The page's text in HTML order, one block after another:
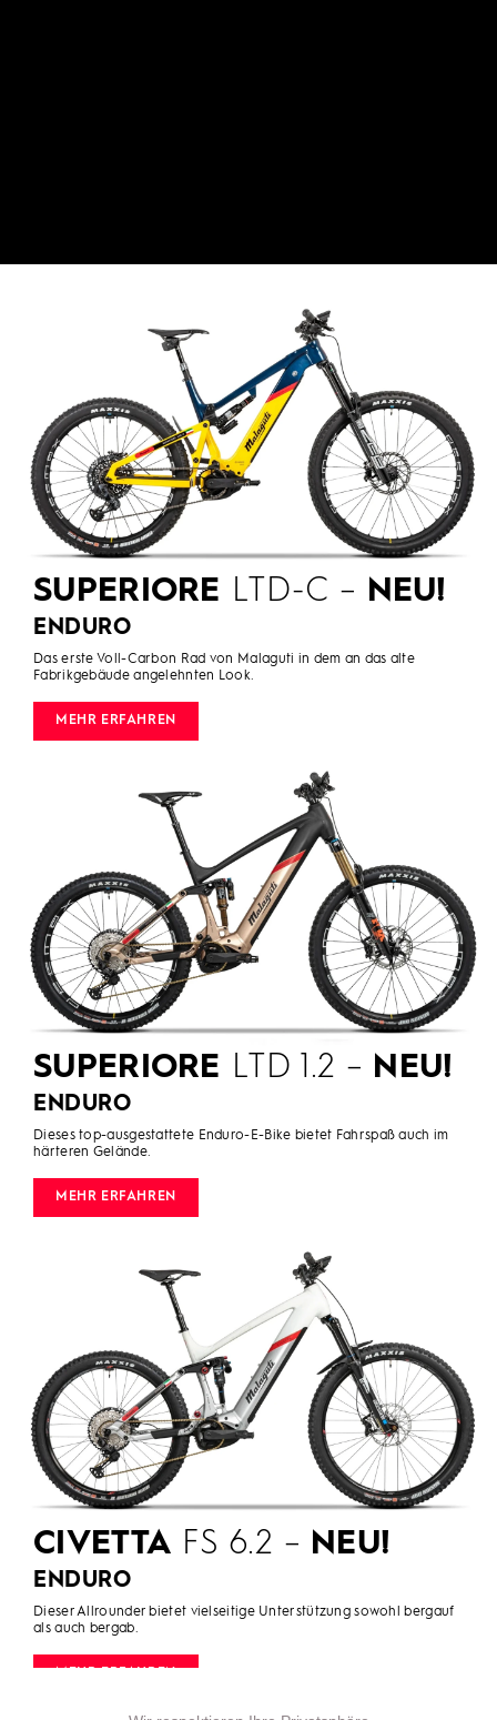
SUPERIORE LTD-C – NEU!
ENDURO
Das erste Voll-Carbon Rad von Malaguti in dem an das alte
Fabrikgebäude angelehnten Look.
MEHR ERFAHREN
SUPERIORE LTD 1.2 – NEU!
ENDURO
Dieses top-ausgestattete Enduro-E-Bike bietet Fahrspaß auch im
härteren Gelände.
MEHR ERFAHREN
CIVETTA FS 6.2 – NEU!
ENDURO
Dieser Allrounder bietet vielseitige Unterstützung sowohl bergauf
als auch bergab.